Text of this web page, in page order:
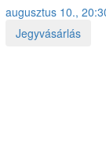
augusztus 10.,
Jegyvásárlás